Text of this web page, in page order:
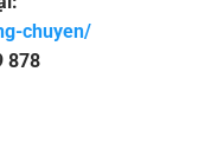
chuyen/
878